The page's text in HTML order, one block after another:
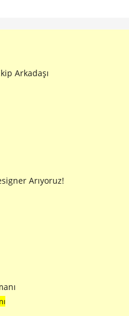
Arkadaşı
Arıyoruz!